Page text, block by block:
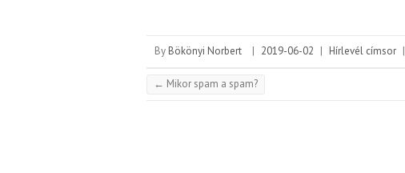
By Bökönyi Norbert | 2019-06-02 | Hírlevél címsor |
← Mikor spam a spam?